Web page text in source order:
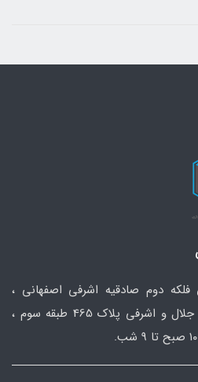
دوم صادقیه اشرفی اصفهانی ،
ابتدای جلال آل احمد ، نبش جلال و اشرفی پلاک 465 طبقه سوم ،